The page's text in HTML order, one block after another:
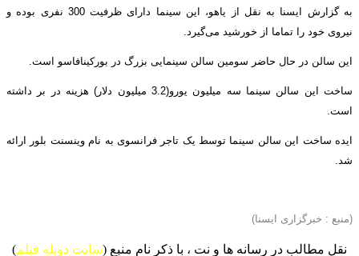
به گزارش ایسنا به نقل از یاهو، این سینما دارای ظرفیت 300 نفری بوده و
نیروی خود را تماما از خورشید می‌گیرد.
این سالن در حال حاضر سومین سالن سینمایی بزرگ در بورکینافاسو است.
ساخت این سالن سینما سه میلیون یورو(3.2 میلیون دلار) هزینه در بر داشته
است.
ایده ساخت این سالن سینما توسط یک تاجر فرانسوی به نام وینسنت بلور ارائه
شد.
(منبع : خبرگزاری ایسنا)
نقل مطالب در رسانه ها و نت ، با ذکر نام منبع (سایت دوبله فیلم)